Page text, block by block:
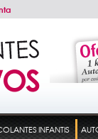
INFANTIS